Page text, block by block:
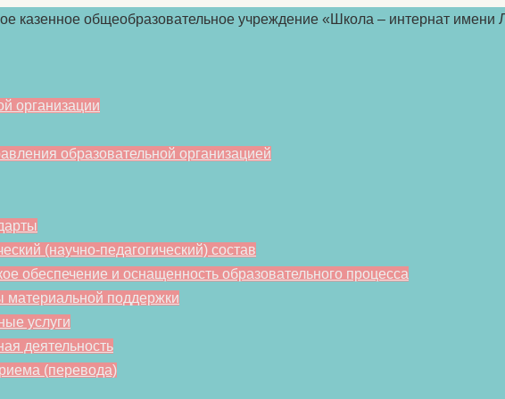
организации
образовательной организацией
(научно-педагогический) состав
обеспечение и оснащенность образовательного процесса
поддержки
услуги
деятельность
(перевода)